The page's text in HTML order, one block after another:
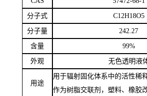
分子式 C12H18O5
分子量 242.27
含量 99%
外观 无色透明液
用途
用于辐射固化体系中的活性稀
作为树脂交联剂，塑料、橡胶